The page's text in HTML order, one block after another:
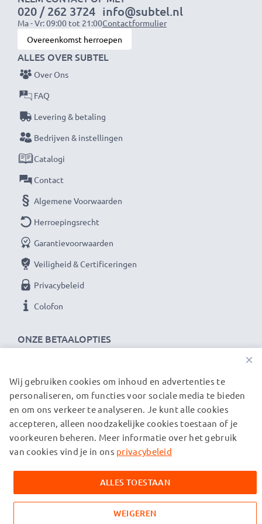
Merk: CELLONIC
Capaciteit: 1000mAh
Spanning: 7.2V - 7.4V
Celtype: Lithium Ion
Kleur: zwart
De vervangende ENEL9 EN-EL9A EN-EL9A accu voor
beste kwaliteit en optimale stroomverzorging tegen
een eerlijke prijs.
★ 3 jaar garantie ★
waarom het draait bij hoogwaardige producten.
Daarom bieden wij 36 maanden garantie!
020 / 262 3724
Ma - Vr: 09:00 tot 21:00
info@subtel.nl
Contactformulier
Overeenkomst herroepen
ONZE BETAALOPTIES
ALLES OVER SUBTEL
Over Ons
FAQ
Levering & betaling
Bedrijven & instellingen
Catalogi
Contact
Algemene Voorwaarden
Herroepingsrecht
Garantievoorwaarden
Veiligheid & Certificeringen
Privacybeleid
Colofon
ONZE VERZENDPARTNERS
© subtel.nl 2026
Alle prijzen zijn inclusief btw en exclusief verzendkosten.
Houd er rekening mee dat alle genoemde handelsmerken de
uitsluitend worden vermeld om informatie over onze
producten te verstrekken.
×
Wij gebruiken cookies om inhoud en advertenties te
personaliseren, om functies voor sociale media te bieden
en om ons verkeer te analyseren. Je kunt alle cookies
accepteren, alleen noodzakelijke cookies toestaan of je
voorkeuren beheren. Meer informatie over het gebruik
van cookies vind je in ons privacybeleid
ALLES TOESTAAN
WEIGEREN